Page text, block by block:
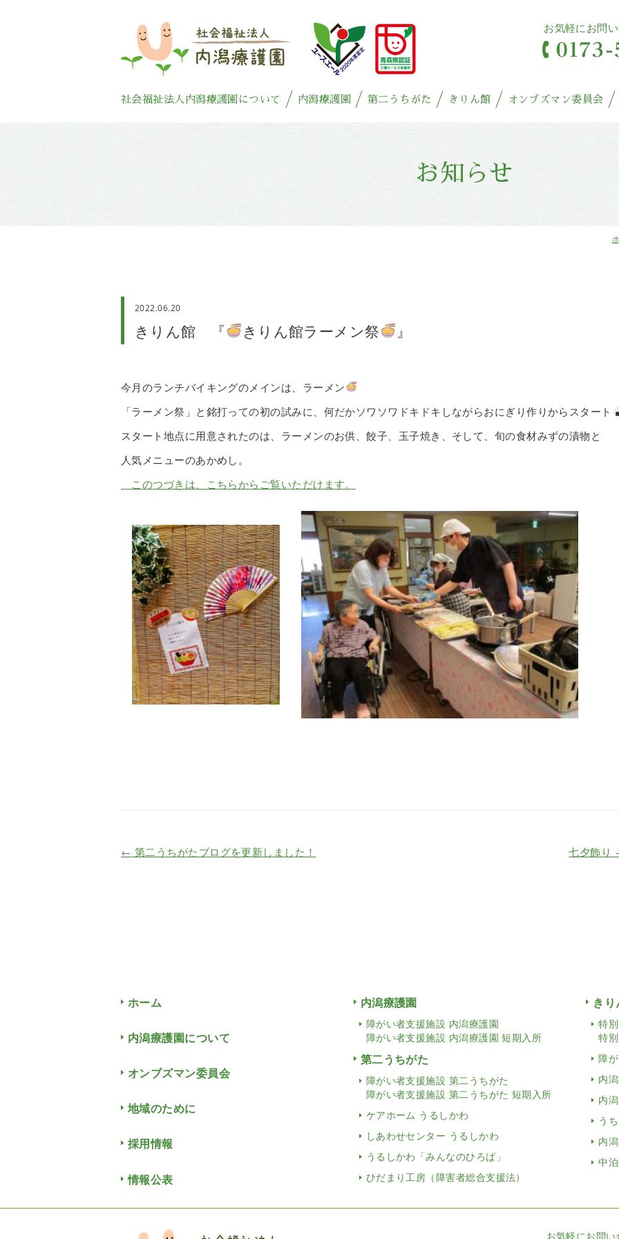
お気軽にお問
社会福祉法人内潟療護園について 内潟療護園 第二うちがた きりん館 オンブズマン委員会
お知らせ
2022.06.20
きりん館 『 きりん館ラーメン祭 』
今月のランチバイキングのメインは、ラーメン
「ラーメン祭」と銘打っての初の試みに、何だかソワソワドキドキしながらおにぎり作りからスタート
スタート地点に用意されたのは、ラーメンのお供、餃子、玉子焼き、そして、旬の食材みずの漬物と
人気メニューのあかめし。
このつづきは、こちらからご覧いただけます。
← 第二うちがたブログを更新しました！ 七夕飾り
ホーム
内潟療護園について
オンブズマン委員会
地域のために
採用情報
情報公表
内潟療護園
障がい者支援施設 内潟療護園
障がい者支援施設 内潟療護園 短期入所
第二うちがた
障がい者支援施設 第二うちがた
障がい者支援施設 第二うちがた 短期入所
ケアホーム うるしかわ
しあわせセンター うるしかわ
うるしかわ「みんなのひろば」
ひだまり工房（障害者総合支援法）
き
特
特
障
内
内
う
内
中
お気軽にお問